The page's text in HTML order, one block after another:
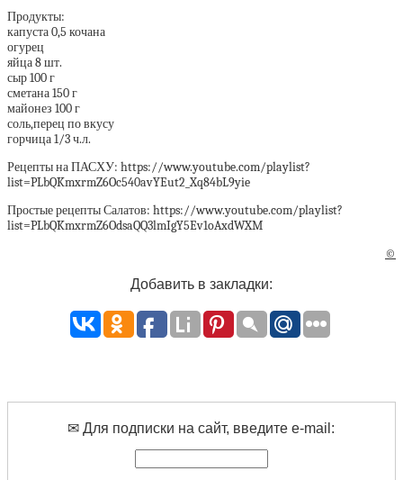
Продукты:
капуста 0,5 кочана
огурец
яйца 8 шт.
сыр 100 г
сметана 150 г
майонез 100 г
соль,перец по вкусу
горчица 1/3 ч.л.
Рецепты на ПАСХУ: https://www.youtube.com/playlist?
list=PLbQKmxrmZ6Oc540avYEut2_Xq84bL9yie
Простые рецепты Салатов: https://www.youtube.com/playlist?
list=PLbQKmxrmZ6OdsaQQ3lmIgY5Ev1oAxdWXM
©
Добавить в закладки:
✉ Для подписки на сайт, введите e-mail: